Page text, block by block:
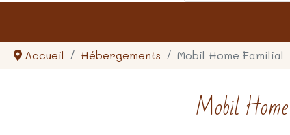
Accueil Hébergements Mobil Home Familial
Mobil